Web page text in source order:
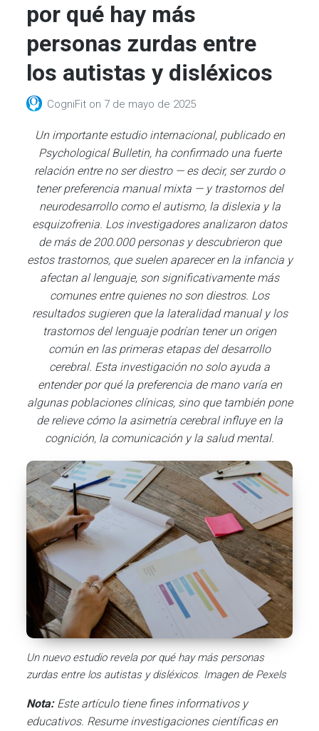
por qué hay más
personas zurdas entre
los autistas y disléxicos
CogniFit on 7 de mayo de 2025
Un importante estudio internacional, publicado en
Psychological Bulletin, ha confirmado una fuerte
relación entre no ser diestro — es decir, ser zurdo o
tener preferencia manual mixta — y trastornos del
neurodesarrollo como el autismo, la dislexia y la
esquizofrenia. Los investigadores analizaron datos
de más de 200.000 personas y descubrieron que
estos trastornos, que suelen aparecer en la infancia y
afectan al lenguaje, son significativamente más
comunes entre quienes no son diestros. Los
resultados sugieren que la lateralidad manual y los
trastornos del lenguaje podrían tener un origen
común en las primeras etapas del desarrollo
cerebral. Esta investigación no solo ayuda a
entender por qué la preferencia de mano varía en
algunas poblaciones clínicas, sino que también pone
de relieve cómo la asimetría cerebral influye en la
cognición, la comunicación y la salud mental.
Un nuevo estudio revela por qué hay más personas
zurdas entre los autistas y disléxicos. Imagen de Pexels
Nota:Este artículo tiene fines informativos y
educativos. Resume investigaciones científicas en